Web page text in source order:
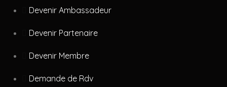
Devenir Ambassadeur
Devenir Partenaire
Devenir Membre
Demande de Rdv